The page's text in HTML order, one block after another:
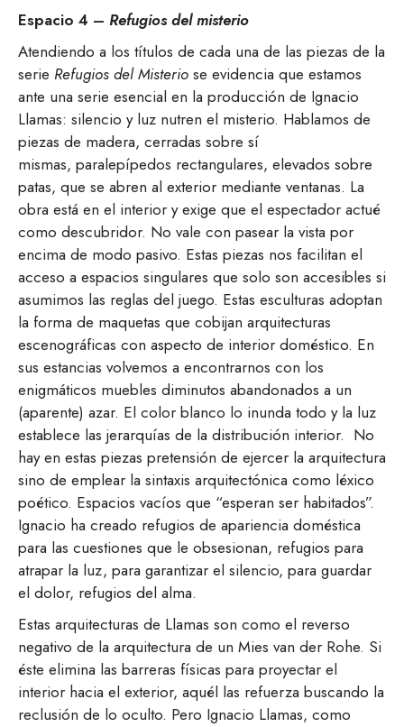
Espacio 4 – Refugios del misterio
Atendiendo a los títulos de cada una de las piezas de la
serie Refugios del Misterio se evidencia que estamos
ante una serie esencial en la producción de Ignacio
Llamas: silencio y luz nutren el misterio. Hablamos de
piezas de madera, cerradas sobre sí
mismas, paralepípedos rectangulares, elevados sobre
patas, que se abren al exterior mediante ventanas. La
obra está en el interior y exige que el espectador actué
como descubridor. No vale con pasear la vista por
encima de modo pasivo. Estas piezas nos facilitan el
acceso a espacios singulares que solo son accesibles si
asumimos las reglas del juego. Estas esculturas adoptan
la forma de maquetas que cobijan arquitecturas
escenográficas con aspecto de interior doméstico. En
sus estancias volvemos a encontrarnos con los
enigmáticos muebles diminutos abandonados a un
(aparente) azar. El color blanco lo inunda todo y la luz
establece las jerarquías de la distribución interior. No
hay en estas piezas pretensión de ejercer la arquitectura
sino de emplear la sintaxis arquitectónica como léxico
poético. Espacios vacíos que “esperan ser habitados”.
Ignacio ha creado refugios de apariencia doméstica
para las cuestiones que le obsesionan, refugios para
atrapar la luz, para garantizar el silencio, para guardar
el dolor, refugios del alma.
Estas arquitecturas de Llamas son como el reverso
negativo de la arquitectura de un Mies van der Rohe. Si
éste elimina las barreras físicas para proyectar el
interior hacia el exterior, aquél las refuerza buscando la
reclusión de lo oculto. Pero Ignacio Llamas, como